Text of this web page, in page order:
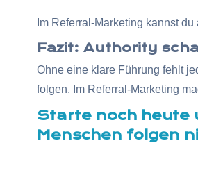
Im Referral-Marketing kannst
Fazit: Authority
Ohne eine klare Führung fehlt
folgen. Im Referral-Marketing
Starte noch heute
Menschen folgen